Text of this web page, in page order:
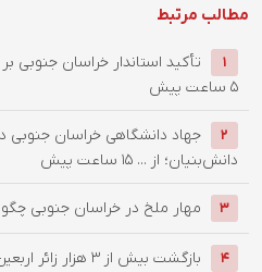
مطالب مرتبط
1
تأکید استاندار خراسان جنوبی
5 ساعت پیش
2
جهاد دانشگاهی خراسان جنوبی
دانش‌بنیان؛ از ... 15 ساعت پیش
3 ‌مهار ملخ در خراسان جنوبی
4
بازگشت بیش از ۳ هزار زائر اربعین حسینی به خراسان جنوبی / ...